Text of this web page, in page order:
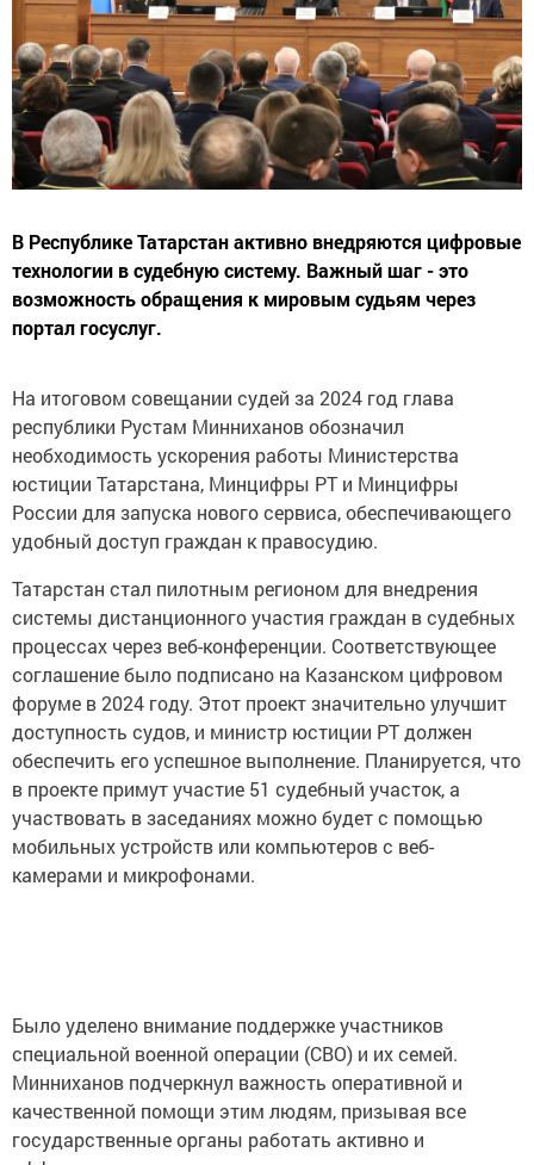
В Республике Татарстан активно внедряются цифровые
технологии в судебную систему. Важный шаг - это
возможность обращения к мировым судьям через
портал госуслуг.
На итоговом совещании судей за 2024 год глава
республики Рустам Минниханов обозначил
необходимость ускорения работы Министерства
юстиции Татарстана, Минцифры РТ и Минцифры
России для запуска нового сервиса, обеспечивающего
удобный доступ граждан к правосудию.
Татарстан стал пилотным регионом для внедрения
системы дистанционного участия граждан в судебных
процессах через веб-конференции. Соответствующее
соглашение было подписано на Казанском цифровом
форуме в 2024 году. Этот проект значительно улучшит
доступность судов, и министр юстиции РТ должен
обеспечить его успешное выполнение. Планируется, что
в проекте примут участие 51 судебный участок, а
участвовать в заседаниях можно будет с помощью
мобильных устройств или компьютеров с веб-
камерами и микрофонами.
Было уделено внимание поддержке участников
специальной военной операции (СВО) и их семей.
Минниханов подчеркнул важность оперативной и
качественной помощи этим людям, призывая все
государственные органы работать активно и